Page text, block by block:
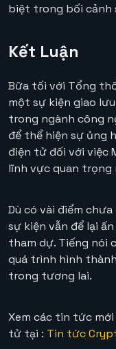
biệt trong bối cảnh
Kết Luận
Bữa tối với Tổng
một sự kiện giao
trong ngành công
để thể hiện sự ủng
điện tử đối với việc
lĩnh vực quan trọng
Dù có vài điểm
sự kiện vẫn để lại
tham dự. Tiếng nói
quá trình hình
trong tương lai.
Xem các tin tức
tử tại : Tin tức